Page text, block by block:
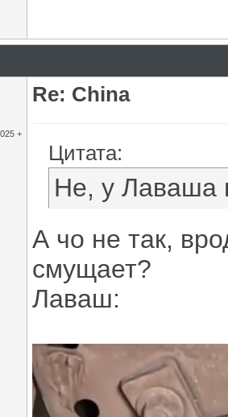
+
Re: China
Цитата:
Не, у Лаваша
А чо не так,
смущает?
Лаваш: